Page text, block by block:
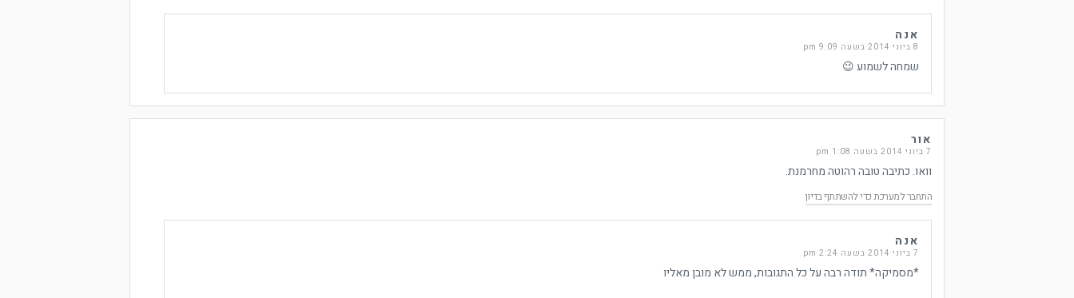
אנה
8 ביוני 2014 בשעה 9:09 pm
שמחה לשמוע 😉
אור
7 ביוני 2014 בשעה 1:08 pm
וואו. כתיבה טובה רהוטה מחרמנת.
התחבר למערכת כדי להשתתף בדיון
אנה
7 ביוני 2014 בשעה 2:24 pm
*מסמיקה* תודה רבה על כל התגובות, ממש לא מובן מאליו